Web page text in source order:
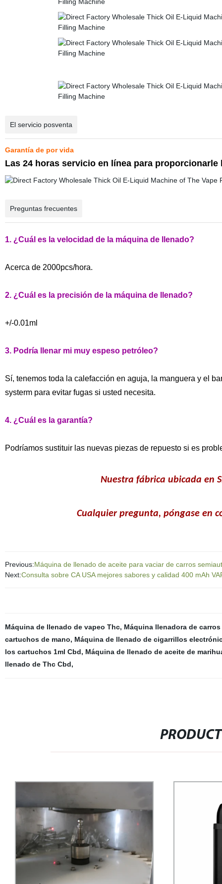
El servicio posventa
Garantía de por vida
Las 24 horas servicio en línea para
Preguntas frecuentes
1. ¿Cuál es la velocidad de la máquina de llenado?
Acerca de 2000pcs/hora.
2. ¿Cuál es la precisión de la máquina de llenado?
+/-0.01ml
3. Podría llenar mi muy espeso petróleo?
Sí, tenemos toda la calefacción en aguja, la manguera y el
systerm para evitar fugas si usted necesita.
4. ¿Cuál es la garantía?
Podríamos sustituir las nuevas piezas de repuesto si es
Nuestra fábrica ubicada en
Cualquier pregunta, póngase en
Previous:Máquina de llenado de aceite para vaciar de carros
Next:Consulta sobre CA USA mejores sabores y calidad 400 mAh
Máquina de llenado de vapeo Thc, Máquina llenadora de carros
cartuchos de mano, Máquina de llenado de cigarrillos
los cartuchos 1ml Cbd, Máquina de llenado de aceite de
llenado de Thc Cbd,